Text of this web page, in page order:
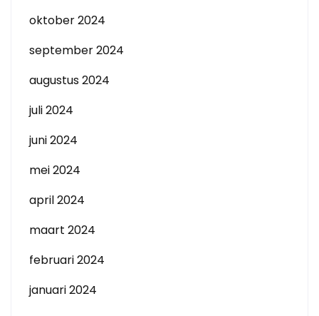
oktober 2024
september 2024
augustus 2024
juli 2024
juni 2024
mei 2024
april 2024
maart 2024
februari 2024
januari 2024